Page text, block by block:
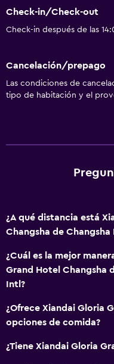
Traslado aeropuerto
TV por cable o vía satélite
Secador de pelo
Espacio de
Salud y seguridad
Caja fuerte
Servicios básicos
Check-in/Check-out
Check-in después de las
Cancelación/prepago
Las condiciones de
tipo de habitación y el
¿A qué distancia está
Changsha de Changsha
¿Cuál es la mejor
Grand Hotel Changsha
Intl?
¿Ofrece Xiandai Gloria
opciones de comida?
¿Tiene Xiandai Gloria